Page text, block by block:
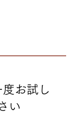
お試し
い